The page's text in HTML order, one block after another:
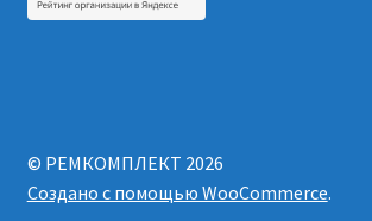
© РЕМКОМПЛЕКТ 2026
Создано с помощью WooCommerce.